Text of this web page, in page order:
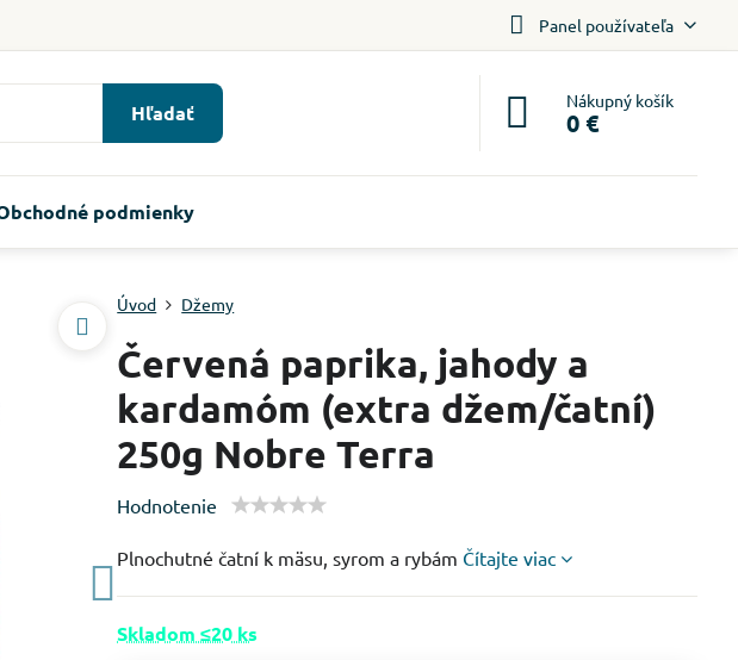
Panel používateľa
Hľadať Nákupný košík
0 €
podmienky
Úvod Džemy
Červená paprika, jahody a
kardamóm (extra džem/čatní)
250g Nobre Terra
Hodnotenie
Plnochutné čatní k mäsu, syrom a rybám Čítajte viac
Skladom ≤20 ks